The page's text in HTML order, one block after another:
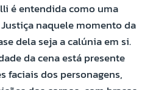
é entendida como uma
naquele momento da
dela seja a calúnia em si.
da cena está presente
faciais dos personagens,